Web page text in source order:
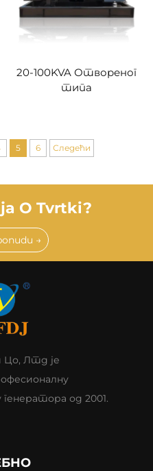
20-100KVA Отвореног
типа
5 6 Следећи
O Tvrtki?
→
Цо, Лтд је
од 2001.